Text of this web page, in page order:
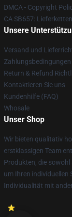
DMCA - Copyright
CA SB657:
Unsere
Versand und
Zahlungsbedingungen
Return & Refund
Kontaktieren Sie uns
Kundenhilfe (FAQ)
Whosale
Unser Shop
Wir bieten qualitativ
erstklassigen Team
Produkten, die
um Ihren individuellen
Individualität mit